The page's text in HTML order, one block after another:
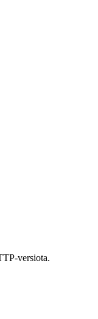
versiota.